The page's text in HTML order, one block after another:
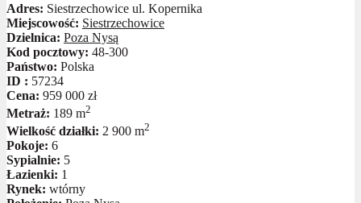
Adres: Siestrzechowice ul. Kopernika
Miejscowość: Siestrzechowice
Dzielnica: Poza Nysą
Kod pocztowy: 48-300
Państwo: Polska
ID : 57234
Cena: 959 000 zł
Metraż: 189 m2
Wielkość działki: 2 900 m2
Pokoje: 6
Sypialnie: 5
Łazienki: 1
Rynek: wtórny